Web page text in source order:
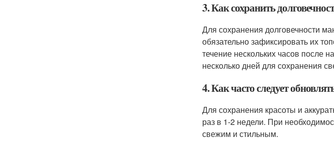
3. Как сохранить
Для сохранения долговечности
обязательно зафиксировать их
течение нескольких часов после
несколько дней для сохранения
4. Как часто следует
Для сохранения красоты и
раз в 1-2 недели. При
свежим и стильным.